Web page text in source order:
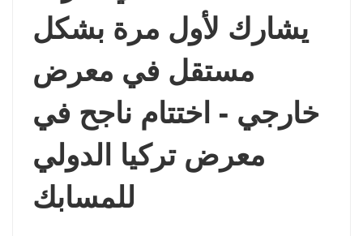
يشارك لأول مرة بشكل
مستقل في معرض
خارجي - اختتام ناجح في
معرض تركيا الدولي
للمسابك